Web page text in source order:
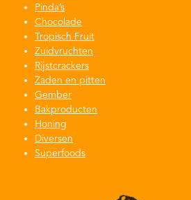
Pinda’s
Chocolade
Tropisch Fruit
Zuidvruchten
Rijstcrackers
Zaden en pitten
Gember
Bakproducten
Honing
Diversen
Superfoods